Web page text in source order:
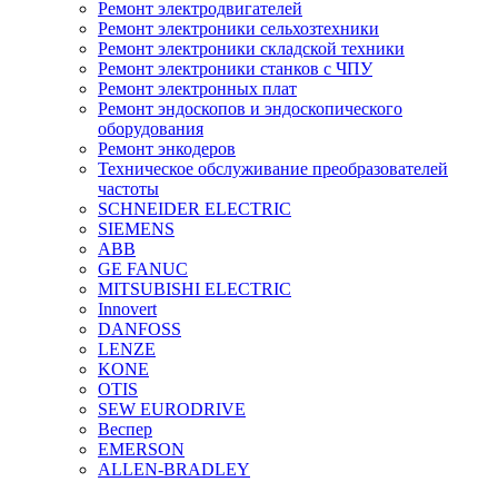
Ремонт электродвигателей
Ремонт электроники сельхозтехники
Ремонт электроники складской техники
Ремонт электроники станков с ЧПУ
Ремонт электронных плат
Ремонт эндоскопов и эндоскопического
оборудования
Ремонт энкодеров
Техническое обслуживание преобразователей
частоты
SCHNEIDER ELECTRIC
SIEMENS
ABB
GE FANUC
MITSUBISHI ELECTRIC
Innovert
DANFOSS
LENZE
KONE
OTIS
SEW EURODRIVE
Веспер
EMERSON
ALLEN-BRADLEY